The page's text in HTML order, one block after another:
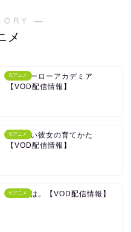
―
メ
6.アニメ
僕のヒーローアカデミア
【VOD配信情報】
6.アニメ
冴えない彼女の育てかた
【VOD配信情報】
6.アニメ
君の名は。【VOD配信情報】